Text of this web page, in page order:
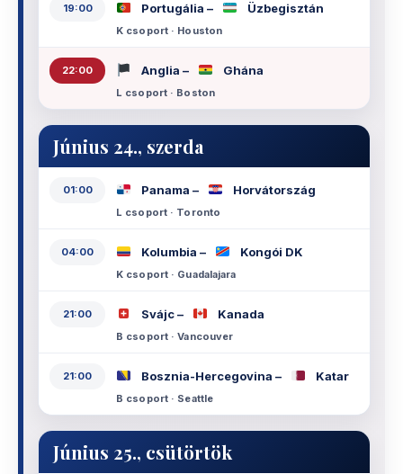
19:00 Portugália – Üzbegisztán
K csoport · Houston
22:00 Anglia – Ghána
L csoport · Boston
Június 24., szerda
01:00 Panama – Horvátország
L csoport · Toronto
04:00 Kolumbia – Kongói DK
K csoport · Guadalajara
21:00 Svájc – Kanada
B csoport · Vancouver
21:00 Bosznia-Hercegovina – Katar
B csoport · Seattle
Június 25., csütörtök